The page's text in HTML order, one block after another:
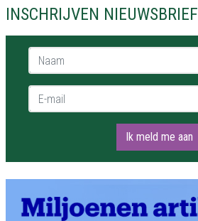
INSCHRIJVEN NIEUWSBRIEF
Naam *
E-mail *
Ik meld me aan